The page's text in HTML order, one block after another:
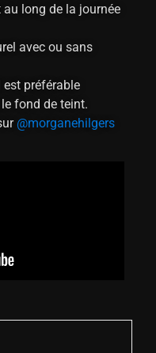
au long de la journée
avec ou sans
est préférable
fond de teint.
@morganehilgers